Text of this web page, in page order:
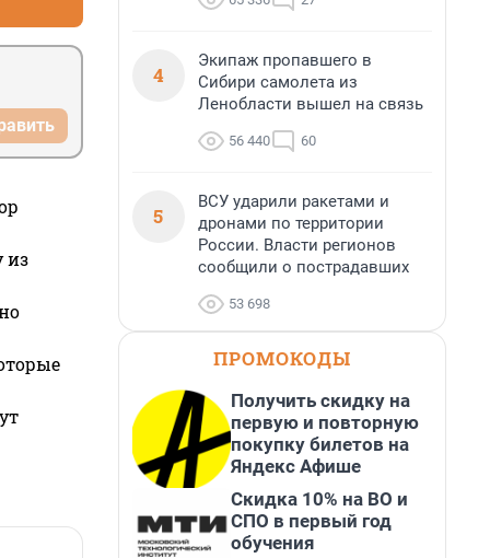
из
4
Экипаж пропавшего в
Сибири самолета из
Ленобласти вышел на связь
56 440 60
5
ВСУ ударили ракетами и
дронами по территории
России. Власти регионов
сообщили о пострадавших
53 698
ПРОМОКОДЫ
Получить скидку на
первую и повторную
покупку билетов на
Яндекс Афише
Скидка 10% на ВО и
СПО в первый год
обучения